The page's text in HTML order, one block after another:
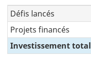
Défis lancés
Projets financés
Investissement total